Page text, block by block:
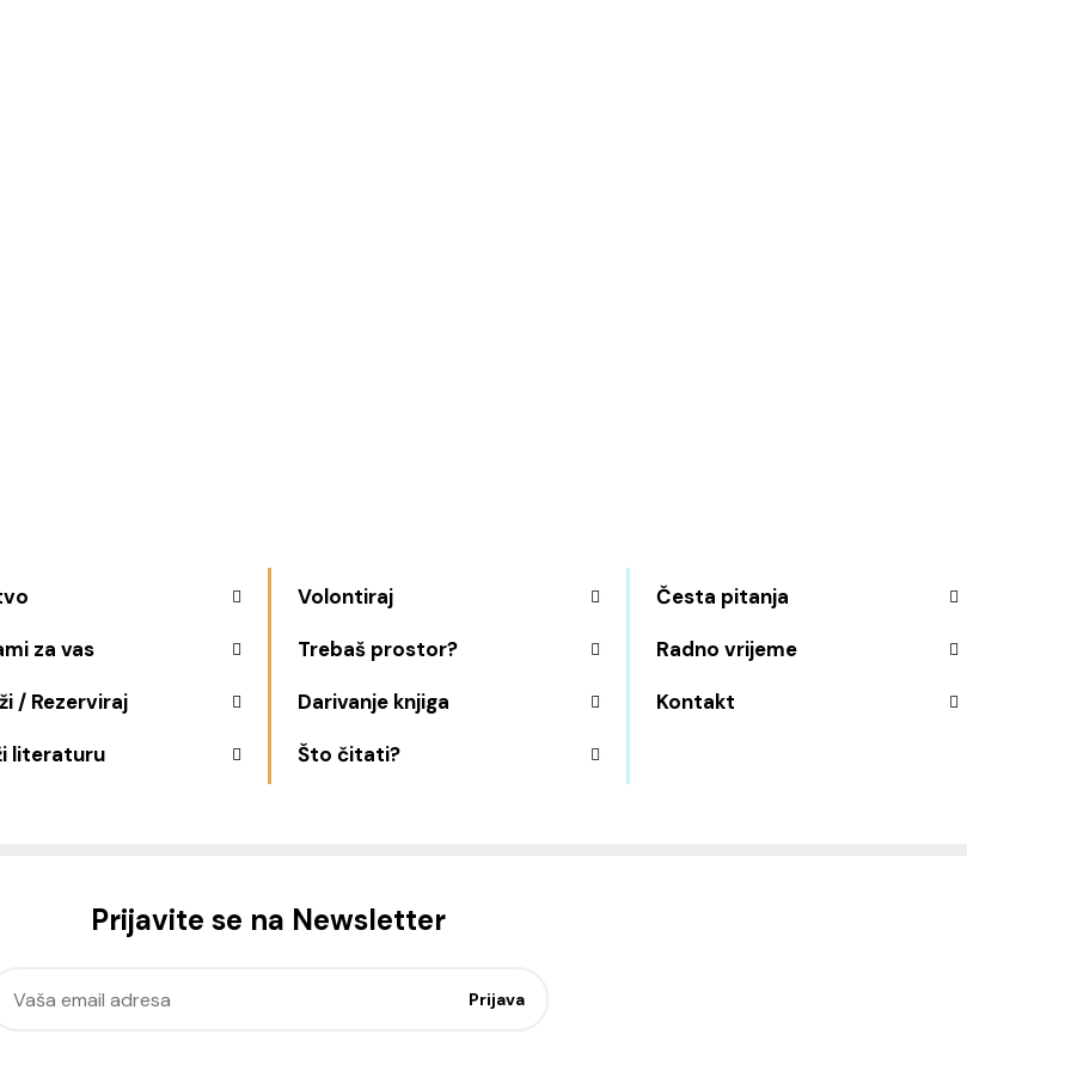
za vas
/ Rezerviraj
literaturu
Volontiraj
Trebaš prostor?
Darivanje knjiga
Što čitati?
Česta pitanja
Radno vrijeme
Kontakt
Prijavite se na Newsletter